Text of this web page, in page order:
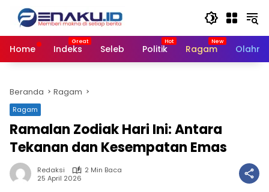
Langsung
konten
Home
Indeks Seleb Politik Ragam
Beranda Ragam
Ragam
Ramalan Zodiak Hari Ini: Antara
Tekanan dan Kesempatan Emas
Redaksi
2 Min Baca
25 April 2026